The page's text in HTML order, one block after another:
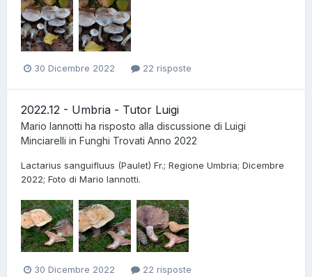
30 Dicembre 2022 22 risposte
2022.12 - Umbria - Tutor Luigi
Mario Iannotti ha risposto alla discussione di Luigi
Minciarelli in Funghi Trovati Anno 2022
Lactarius sanguifluus (Paulet) Fr.; Regione Umbria; Dicembre
2022; Foto di Mario Iannotti.
30 Dicembre 2022 22 risposte